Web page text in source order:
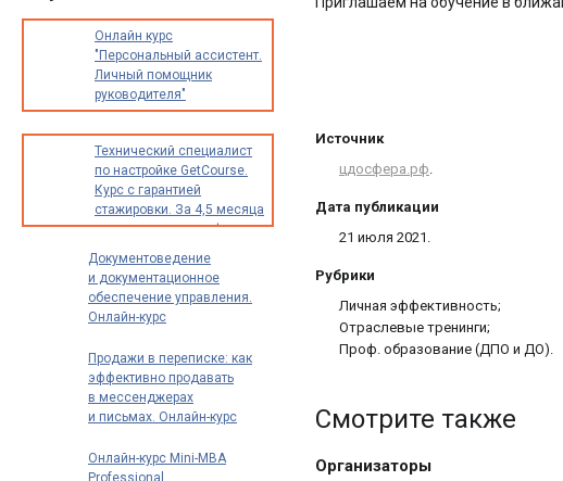
Источник
цдосфера.рф.
Дата публикации
21 июля 2021.
Рубрики
Личная эффективность;
Отраслевые тренинги;
Проф. образование (ДПО и ДО).
Смотрите также
Организаторы
Онлайн курс
"Персональный ассистент.
Личный помощник
руководителя"
Технический специалист
по настройке GetCourse.
Курс с гарантией
стажировки. За 4,5 месяца
освоите новую профессию
до 70 000 рублей в месяц
Документоведение
и документационное
обеспечение управления.
Онлайн-курс
Продажи в переписке: как
эффективно продавать
в мессенджерах
и письмах. Онлайн-курс
Онлайн-курс Mini-MBA
Professional